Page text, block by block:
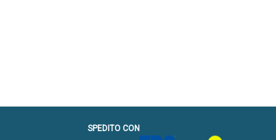
SPEDITO CON